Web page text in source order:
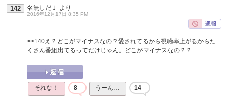
142 名無しだＪ より
2016年12月17日 8:35 PM
>>140え？どこがマイナスなの？愛されてるから視聴率上がるからた
くさん番組出てるってだけじゃん。どこがマイナスなの？？
それな！ 8 うーん… 14